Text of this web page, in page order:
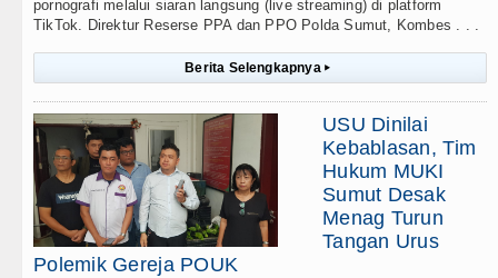
pornografi melalui siaran langsung (live streaming) di platform
TikTok. Direktur Reserse PPA dan PPO Polda Sumut, Kombes . . .
Berita Selengkapnya ▸
USU Dinilai
Kebablasan, Tim
Hukum MUKI
Sumut Desak
Menag Turun
Tangan Urus
Polemik Gereja POUK